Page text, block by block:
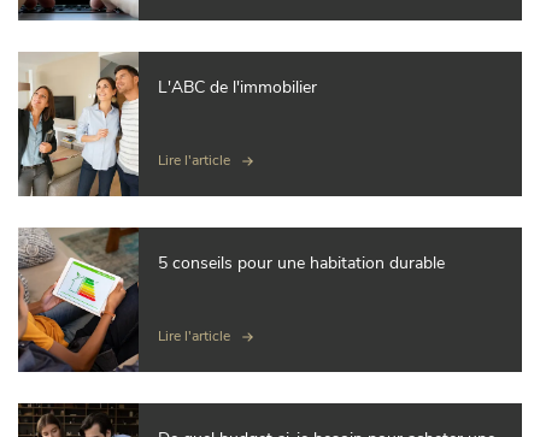
L'ABC de l'immobilier
Lire l'article
5 conseils pour une habitation durable
Lire l'article